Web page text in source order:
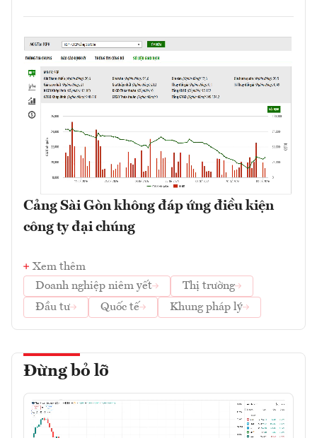
Cảng Sài Gòn không đáp ứng điều kiện
công ty đại chúng
Xem thêm
Doanh nghiệp niêm yết
Thị trường
Đầu tư
Quốc tế Khung pháp lý
Đừng bỏ lỡ